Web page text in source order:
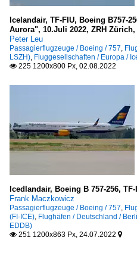
Icelandair, TF-FIU, Boeing B757-
Aurora", 10.Juli 2022, ZRH
Peter Leu
Passagierflugzeuge / Boeing / 757,
LSZH), Fluggesellschaften / Europa /
 225 1200x800 Px, 02.08.2022
Icedlandair, Boeing B 757-256,
Frank Maczkowicz
Passagierflugzeuge / Boeing / 757,
(FI-ICE), Flughäfen / Deutschland /
EDDB)
 251 1200x863 Px, 24.07.2022 